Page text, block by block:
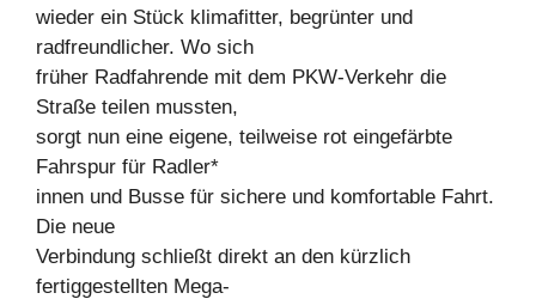
wieder ein Stück klimafitter, begrünter und
radfreundlicher. Wo sich
früher Radfahrende mit dem PKW-Verkehr die
Straße teilen mussten,
sorgt nun eine eigene, teilweise rot eingefärbte
Fahrspur für Radler*
innen und Busse für sichere und komfortable Fahrt.
Die neue
Verbindung schließt direkt an den kürzlich
fertiggestellten Mega-